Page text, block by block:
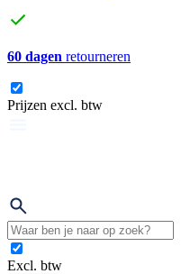
60 dagen retourneren
Prijzen excl. btw
Excl. btw